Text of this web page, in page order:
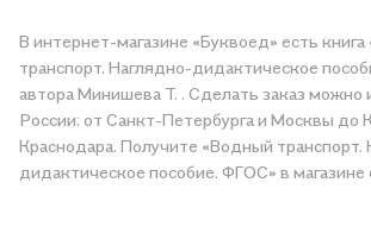
В интернет-магазине «Буквоед» есть
транспорт. Наглядно-дидактическое
автора Минишева Т. . Сделать заказ можно
России: от Санкт-Петербурга и Москвы до
Краснодара. Получите «Водный транспорт.
дидактическое пособие. ФГОС» в магазине